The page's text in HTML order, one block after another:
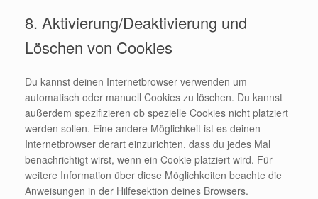
8. Aktivierung/Deaktivierung und
Löschen von Cookies
Du kannst deinen Internetbrowser verwenden um
automatisch oder manuell Cookies zu löschen. Du kannst
außerdem spezifizieren ob spezielle Cookies nicht platziert
werden sollen. Eine andere Möglichkeit ist es deinen
Internetbrowser derart einzurichten, dass du jedes Mal
benachrichtigt wirst, wenn ein Cookie platziert wird. Für
weitere Information über diese Möglichkeiten beachte die
Anweisungen in der Hilfesektion deines Browsers.